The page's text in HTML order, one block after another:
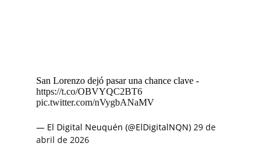
San Lorenzo dejó pasar una chance clave -
https://t.co/OBVYQC2BT6
pic.twitter.com/nVygbANaMV
— El Digital Neuquén (@ElDigitalNQN) 29 de
abril de 2026